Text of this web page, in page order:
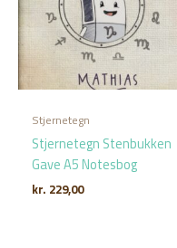
Stjernetegn
Stjernetegn Stenbukken
Gave A5 Notesbog
kr. 229,00